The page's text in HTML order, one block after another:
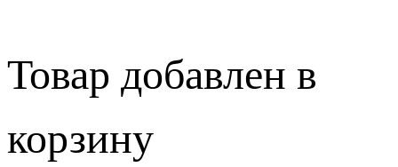
Товар добавлен в
корзину